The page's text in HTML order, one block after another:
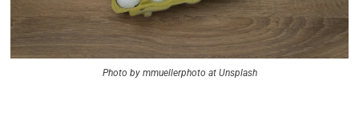
Photo by mmuellerphoto at Unsplash